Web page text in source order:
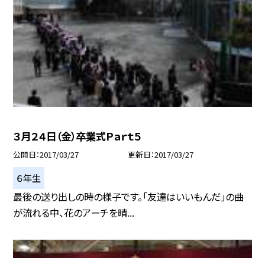
３月２４日（金）卒業式Ｐａｒｔ５
公開日 2017/03/27 更新日 2017/03/27
６年生
最後の送り出しの時の様子です。「友達はいいもんだ」の曲
が流れる中、花のアーチを晴...